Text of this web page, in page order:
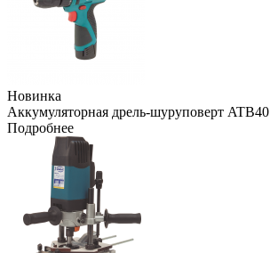
Новинка
Аккумуляторная дрель-шуруповерт ATB40
Подробнее